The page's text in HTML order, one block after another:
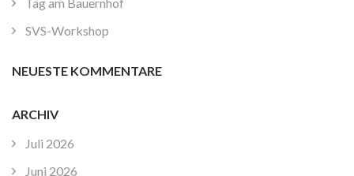
SVS-Workshop
NEUESTE KOMMENTARE
ARCHIV
Juli 2026
Juni 2026